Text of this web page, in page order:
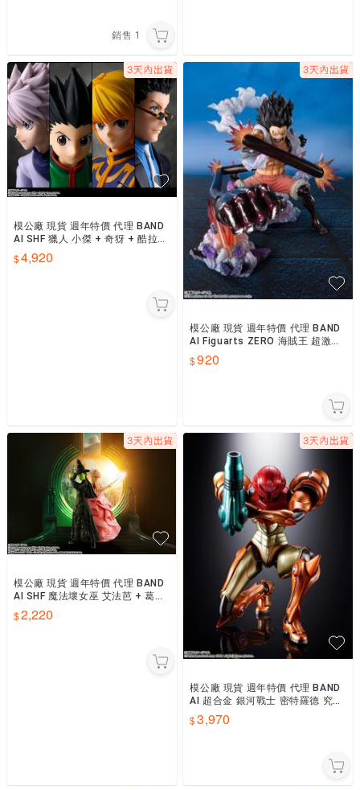
銷售 1
模公廠 現貨 週年特價 代理 BAND
AI SHF 獵人 小傑 + 奇犽 + 酷拉皮
卡 + 雷歐力 四款合售
4,920
模公廠 現貨 週年特價 代理 BAND
AI Figuarts ZERO 海賊王 超激戰
魯夫 四檔 -大蛇人- 再販
920
模公廠 現貨 週年特價 代理 BAND
AI SHF 魔法壞女巫 艾法芭 + 葛琳
達 兩款合售
2,220
模公廠 現貨 週年特價 代理 BAND
AI 超合金 銀河戰士 密特羅德 究極
4 穿越未知 薩姆斯・亞蘭
3,970